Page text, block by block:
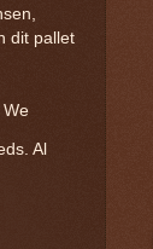
dit pallet
We
Al